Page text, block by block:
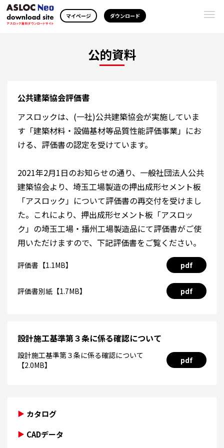
マイページ ダウンロード
公的資料
公共建築協会評価書
アスロックは、(一社)公共建築協会が実施していま
す「建築材料・設備基材等品質性能評価事業」にお
ける、評価書の認定を受けています。
2021年2月1日のお知らせの通り、一般社団法人公共
建築協会より、埼玉工場製造の押出成形セメント板
「アスロック」について評価書の再交付を受けまし
た。これにより、押出成形セメント板「アスロッ
ク」の埼玉工場・播州工場製造品にて評価書がご使
用いただけますので、下記評価書をご覧ください。
評価書【1.1MB】 pdf
評価書別紙【1.7MB】 pdf
設計施工基準第３条に係る確認について
設計施工基準第３条に係る確認について
【2.0MB】
pdf
カタログ
CADデータ